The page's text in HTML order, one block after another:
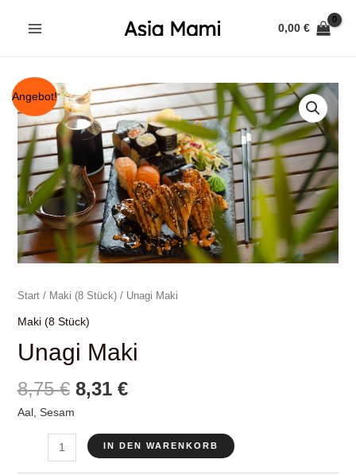
0,00€
Angebot!
Start/ Maki (8 Stück)/ Unagi Maki
Maki (8 Stück)
Unagi Maki
8,75€ Ursprünglicher
8,75 €
8,31 €Aktueller
8,31 €.
Aal, Sesam
IN DEN WARENKORB